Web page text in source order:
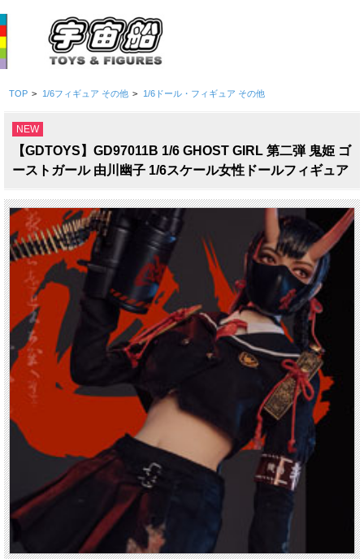
TOP > 1/6フィギュア その他 > 1/6ドール・フィギュア その他
NEW
【GDTOYS】GD97011B 1/6 GHOST GIRL 第二弾 鬼姫 ゴ
ーストガール 由川幽子 1/6スケール女性ドールフィギュア